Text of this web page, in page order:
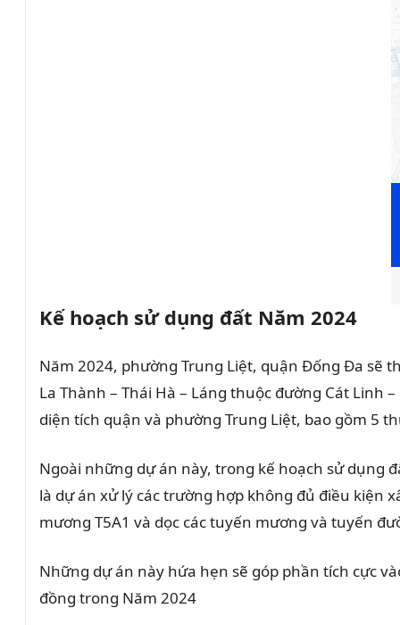
Kế hoạch sử dụng đất Năm 2024
Năm 2024, phường Trung Liệt, quận Đống Đa sẽ
La Thành – Thái Hà – Láng thuộc đường Cát
diện tích quận và phường Trung Liệt, bao gồm 5
Ngoài những dự án này, trong kế hoạch sử dụng
là dự án xử lý các trường hợp không đủ điều kiện
mương T5A1 và dọc các tuyến mương và tuyến
Những dự án này hứa hẹn sẽ góp phần tích cực
đồng trong Năm 2024